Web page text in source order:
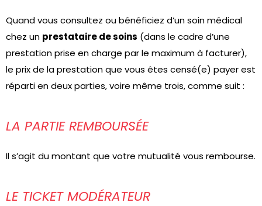
Quand vous consultez ou bénéficiez d’un soin médical
chez un prestataire de soins (dans le cadre d’une
prestation prise en charge par le maximum à facturer),
le prix de la prestation que vous êtes censé(e) payer est
réparti en deux parties, voire même trois, comme suit :
LA PARTIE REMBOURSÉE
Il s’agit du montant que votre mutualité vous rembourse.
LE TICKET MODÉRATEUR